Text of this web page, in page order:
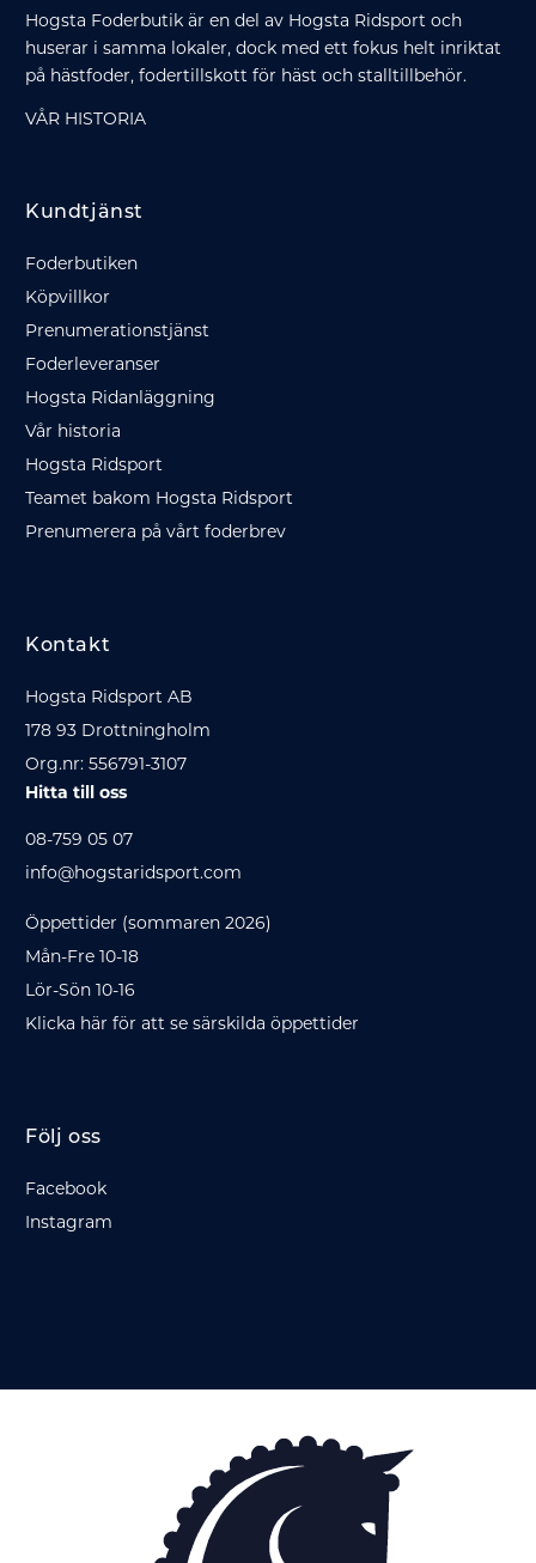
Hogsta Foderbutik är en del av Hogsta Ridsport och
huserar i samma lokaler, dock med ett fokus helt inriktat
på hästfoder, fodertillskott för häst och stalltillbehör.
VÅR HISTORIA
Kundtjänst
Foderbutiken
Köpvillkor
Prenumerationstjänst
Foderleveranser
Hogsta Ridanläggning
Vår historia
Hogsta Ridsport
Teamet bakom Hogsta Ridsport
Prenumerera på vårt foderbrev
Kontakt
Hogsta Ridsport AB
178 93 Drottningholm
Org.nr: 556791-3107
Hitta till oss
08-759 05 07
info@hogstaridsport.com
Öppettider (sommaren 2026)
Mån-Fre 10-18
Lör-Sön 10-16
Klicka här för att se särskilda öppettider
Följ oss
Facebook
Instagram